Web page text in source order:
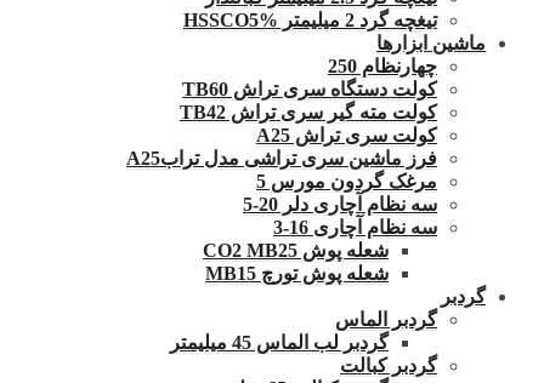
تیغچه گرد 2 میلیمتر HSSCO5%
ماشین ابزارها
چهارنظام 250
کولت دستگاه سری تراش TB60
کولت مته گیر سری تراش TB42
کولت سری تراش A25
فرز ماشین سری تراشی مدل ترابA25
مرغک گردون مورس 5
سه نظام آچاری دلر 20-5
سه نظام آچاری 16-3
شعله پوش CO2 MB25
شعله پوش تورچ MB15
گردبر
گردبر الماس
گردبر لب الماس 45 میلیمتر
گردبر کبالت